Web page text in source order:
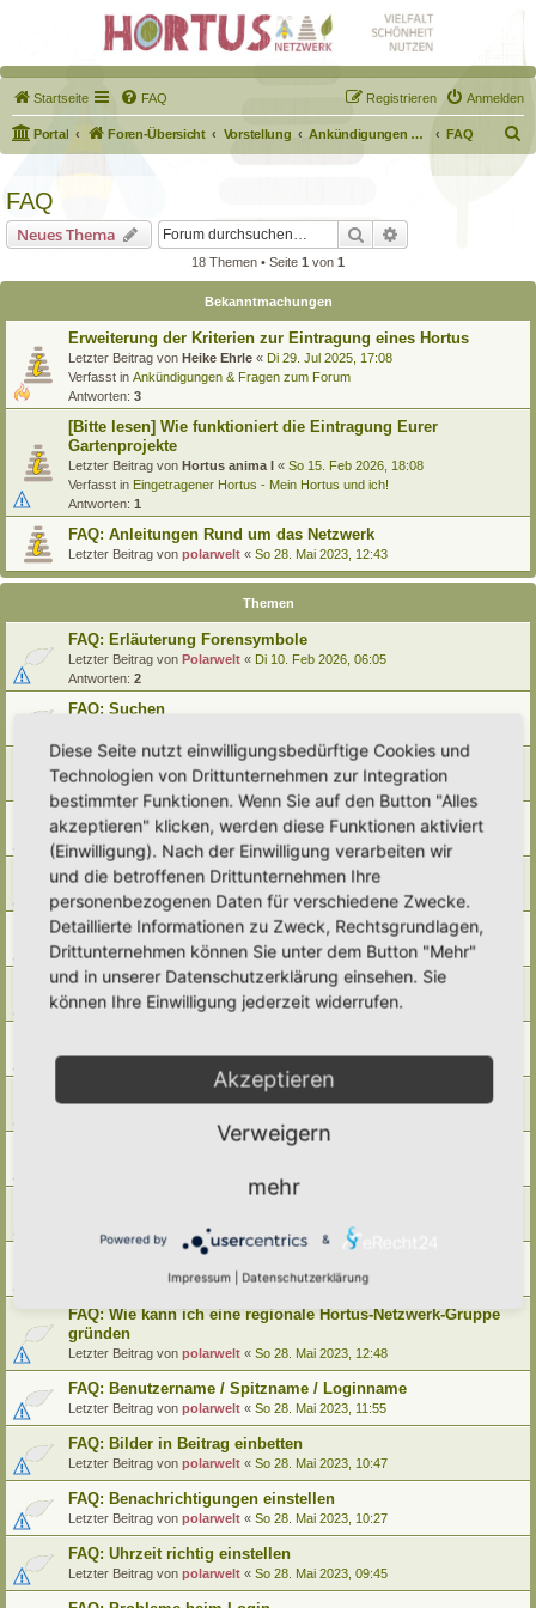
Startseite FAQ Anmelden
Registrieren
Portal Foren-Übersicht Vorstellung Ankündigungen & Fragen zum Forum FAQ
u
FAQ
Neues Thema Suche
18 Themen • Seite 1 von 1
Bekanntmachungen
Erweiterung der Kriterien zur Eintragung eines Hortus
Letzter Beitrag von Heike Ehrle « Di 29. Jul 2025, 17:08
Verfasst in Ankündigungen & Fragen zum Forum
Antworten: 3
[Bitte lesen] Wie funktioniert die Eintragung Eurer
Gartenprojekte
Letzter Beitrag von Hortus anima l « So 15. Feb 2026, 18:08
Verfasst in Eingetragener Hortus - Mein Hortus und ich!
Antworten: 1
FAQ: Anleitungen Rund um das Netzwerk
Letzter Beitrag von polarwelt « So 28. Mai 2023, 12:43
Themen
FAQ: Erläuterung Forensymbole
Letzter Beitrag von Polarwelt « Di 10. Feb 2026, 06:05
Antworten: 2
FAQ: Suchen
FAQ: Entwürfe wiederfinden
Letzter Beitrag von Polarwelt «So 25. Feb 2024, 17:57
FAQ: Direkt zu einem Beitrag springen
Letzter Beitrag von Polarwelt
FAQ: Zum letzten Beitrag springen
Letzter Beitrag von Polarwelt« Mi 21. Jun 2023, 12:36
FAQ: Urheberrecht
Letzter Beitrag vonPolarwelt«Mo 5. Jun 2023, 10:38
FAQ: Karte nach Regionen / Anzeige filtern
Letzter Beitrag vonpolarwelt «Do 1. Jun 2023, 11:05
Letzter Beitrag vonpolarwelt«Do 1. Jun 2023, 10:16
FAQ: Wie kann ich meinen alten Hortus umziehen
FAQ: Wie kann ich meine alte Lebensinsel umziehen
Mo 29. Mai 2023, 10:33
FAQ: Profil ändern / Hortus-Namen hinterlegen
Letzter Beitrag vonpolarwelt «Mo 29. Mai 2023, 08:03
FAQ: Wie kann ich eine regionale Hortus-Netzwerk-Gruppe
gründen
Letzter Beitrag von polarwelt « So 28. Mai 2023, 12:48
FAQ: Benutzername / Spitzname / Loginname
Letzter Beitrag von polarwelt « So 28. Mai 2023, 11:55
FAQ: Bilder in Beitrag einbetten
Letzter Beitrag von polarwelt « So 28. Mai 2023, 10:47
FAQ: Benachrichtigungen einstellen
Letzter Beitrag von polarwelt « So 28. Mai 2023, 10:27
FAQ: Uhrzeit richtig einstellen
Letzter Beitrag von polarwelt « So 28. Mai 2023, 09:45
Diese Seite nutzt einwilligungsbedürftige Cookies und
Technologien von Drittunternehmen zur Integration
bestimmter Funktionen. Wenn Sie auf den Button "Alles
akzeptieren" klicken, werden diese Funktionen aktiviert
(Einwilligung). Nach der Einwilligung verarbeiten wir
und die betroffenen Drittunternehmen Ihre
personenbezogenen Daten für verschiedene Zwecke.
Detaillierte Informationen zu Zweck, Rechtsgrundlagen,
Drittunternehmen können Sie unter dem Button "Mehr"
und in unserer Datenschutzerklärung einsehen. Sie
können Ihre Einwilligung jederzeit widerrufen.
Akzeptieren
Verweigern
mehr
Powered by &
Impressum Datenschutzerklärung